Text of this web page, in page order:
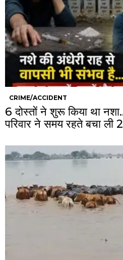
CRIME/ACCIDENT
6 दोस्तों ने शुरू किया था
परिवार ने समय रहते बचा ली